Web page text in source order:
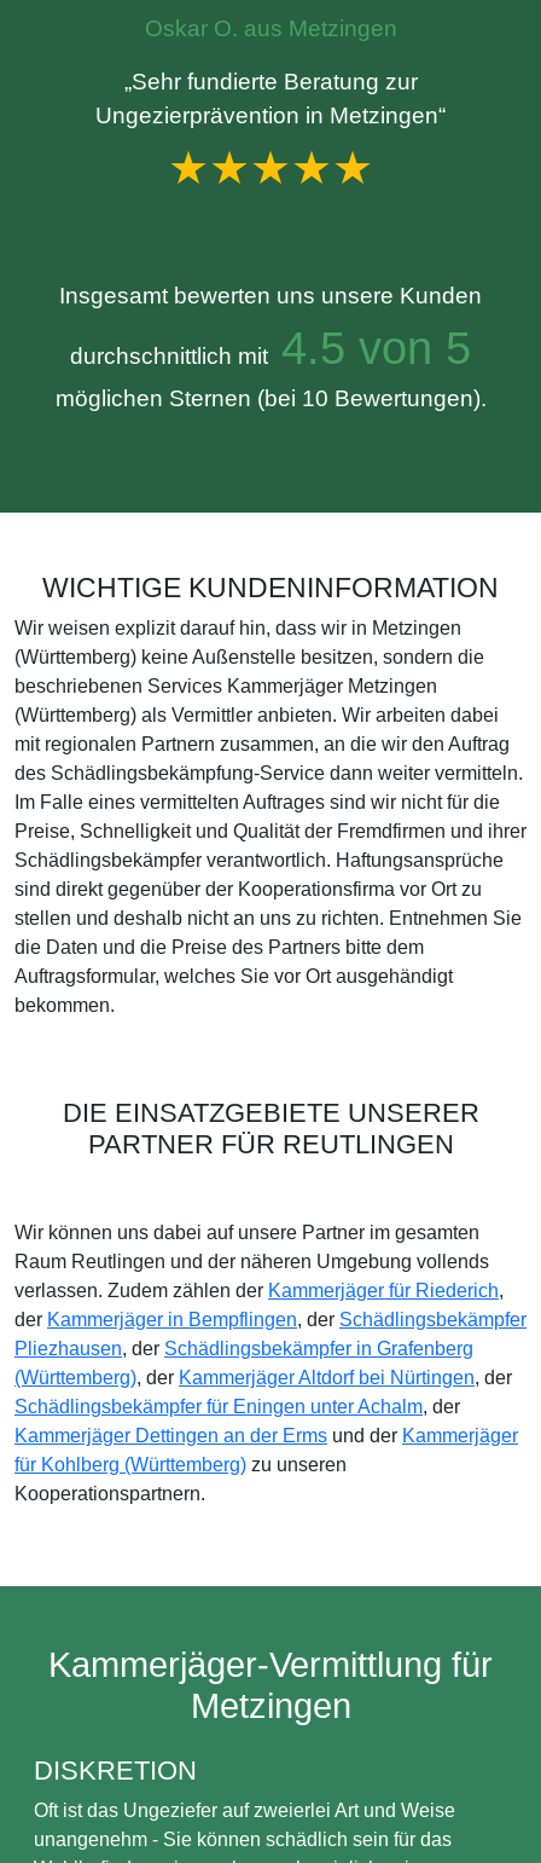
Oskar O. aus Metzingen
„Sehr fundierte Beratung zur
Ungezierprävention in Metzingen“
★★★★★
Insgesamt bewerten uns unsere Kunden
durchschnittlich mit 4.5 von 5
möglichen Sternen (bei 10 Bewertungen).
WICHTIGE KUNDENINFORMATION
Wir weisen explizit darauf hin, dass wir in Metzingen
(Württemberg) keine Außenstelle besitzen, sondern die
beschriebenen Services Kammerjäger Metzingen
(Württemberg) als Vermittler anbieten. Wir arbeiten dabei
mit regionalen Partnern zusammen, an die wir den Auftrag
des Schädlingsbekämpfung-Service dann weiter vermitteln.
Im Falle eines vermittelten Auftrages sind wir nicht für die
Preise, Schnelligkeit und Qualität der Fremdfirmen und ihrer
Schädlingsbekämpfer verantwortlich. Haftungsansprüche
sind direkt gegenüber der Kooperationsfirma vor Ort zu
stellen und deshalb nicht an uns zu richten. Entnehmen Sie
die Daten und die Preise des Partners bitte dem
Auftragsformular, welches Sie vor Ort ausgehändigt
bekommen.
DIE EINSATZGEBIETE UNSERER
PARTNER FÜR REUTLINGEN
Wir können uns dabei auf unsere Partner im gesamten
Raum Reutlingen und der näheren Umgebung vollends
verlassen. Zudem zählen der Kammerjäger für Riederich,
der Kammerjäger in Bempflingen, der Schädlingsbekämpfer
Pliezhausen, der Schädlingsbekämpfer in Grafenberg
(Württemberg), der Kammerjäger Altdorf bei Nürtingen, der
Schädlingsbekämpfer für Eningen unter Achalm, der
Kammerjäger Dettingen an der Erms und der Kammerjäger
für Kohlberg (Württemberg) zu unseren
Kooperationspartnern.
Kammerjäger-Vermittlung für
Metzingen
DISKRETION
Oft ist das Ungeziefer auf zweierlei Art und Weise
unangenehm - Sie können schädlich sein für das